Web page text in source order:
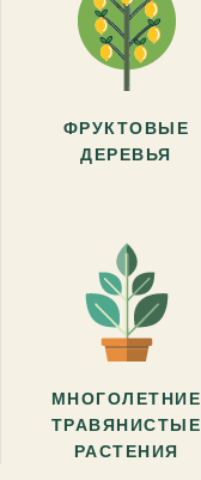
ФРУКТОВЫЕ
ДЕРЕВЬЯ
МНОГОЛЕТНИЕ
ТРАВЯНИСТЫЕ
РАСТЕНИЯ